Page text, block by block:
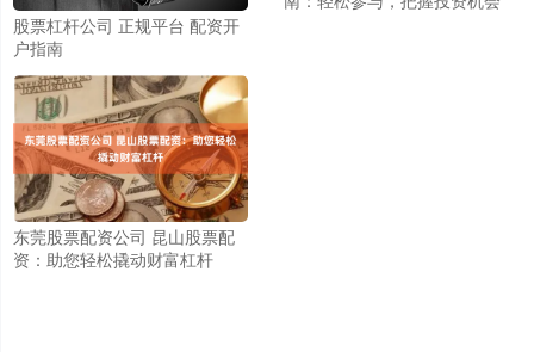
股票杠杆公司 正规平台 配资开
户指南
东莞股票配资公司 昆山股票配
资：助您轻松撬动财富杠杆